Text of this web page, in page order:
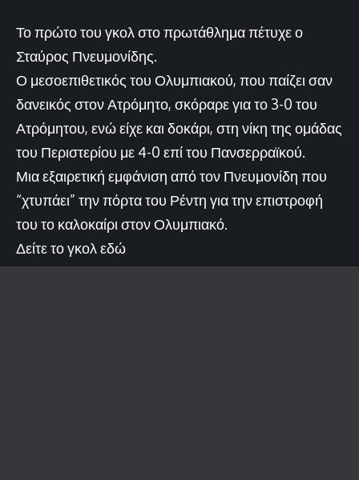
Το πρώτο του γκολ στο πρωτάθλημα πέτυχε ο
Σταύρος Πνευμονίδης.
Ο μεσοεπιθετικός του Ολυμπιακού, που παίζει σαν
δανεικός στον Ατρόμητο, σκόραρε για το 3-0 του
Ατρόμητου, ενώ είχε και δοκάρι, στη νίκη της ομάδας
του Περιστερίου με 4-0 επί του Πανσερραϊκού.
Μια εξαιρετική εμφάνιση από τον Πνευμονίδη που
“χτυπάει” την πόρτα του Ρέντη για την επιστροφή
του το καλοκαίρι στον Ολυμπιακό.
Δείτε το γκολ εδώ